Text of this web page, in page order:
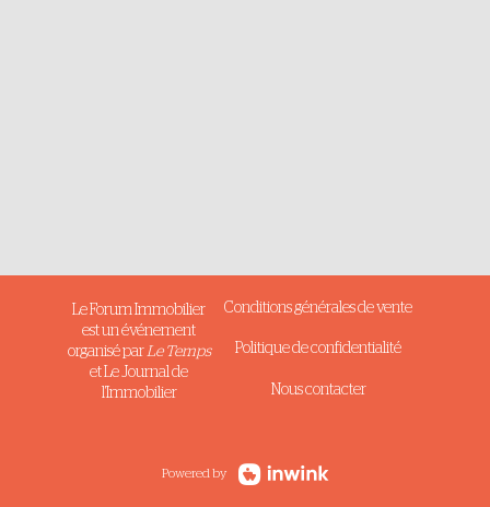
Le Forum Immobilier
est un événement
organisé parLe Temps
et Le Journal de
l'Immobilier
Conditions générales de vente
Politique de confidentialité
Nous contacter
Powered by